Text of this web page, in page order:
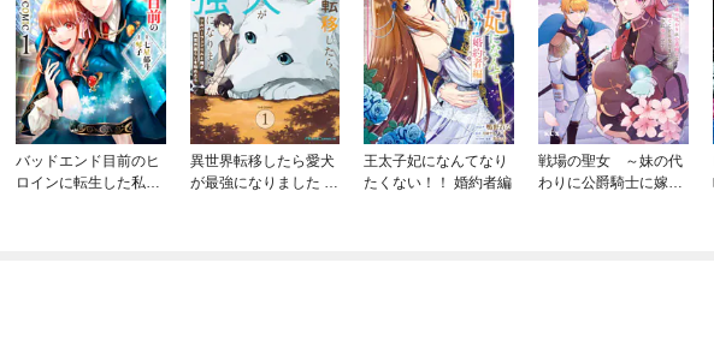
バッドエンド目前のヒ
ロインに転生した私、
異世界転移したら愛犬
が最強になりました ～
王太子妃になんてなり
たくない！！ 婚約者編
戦場の聖女 ～妹の代
わりに公爵騎士に嫁ぐ